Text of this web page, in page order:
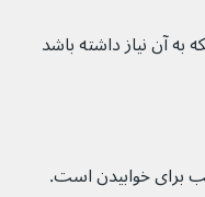
به آن نیاز داشته باشد